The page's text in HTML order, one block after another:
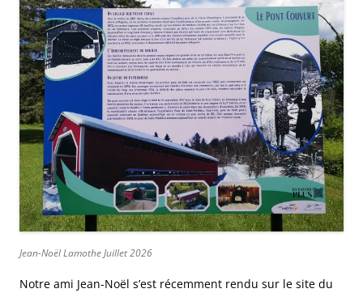
Jean-Noël Lamothe Juillet 2026
Notre ami Jean-Noël s’est récemment rendu sur le site du